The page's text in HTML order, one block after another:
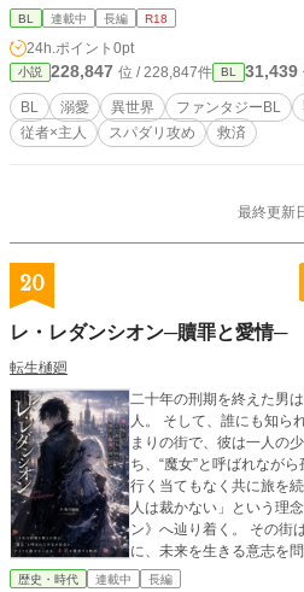
人は、誰にも見せられなかった孤独を少しずつ分か
男と、未来を変える男。 これは
BL 連載中 長編 R18
24h.ポイント 0pt
小説 228,847 位 / 228,847件 BL 31,439
BL 溺愛 異世界 ファンタジーBL
従者×主人
スパダリ攻め 救済
最終更新
20
レ・レダンシオン─贖罪と愛情─
転生樋廻
二十年の刑期を終えた男
人。 そして、誰にも知ら
まりの街で、彼は一人の
ち、“魔女”と呼ばれなが
行く当てもなく共に旅を
人は裁かない」という理
ン》へ辿り着く。 その街
に、未来を生きる意志を
つ心を開いていく男とア
歴史・時代 連載中 長編